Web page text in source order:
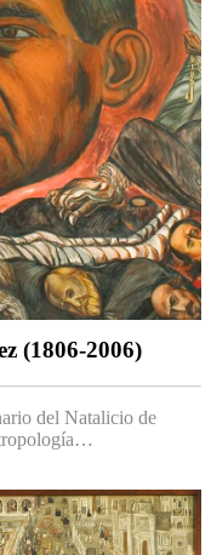
(1806-2006)
del Natalicio de